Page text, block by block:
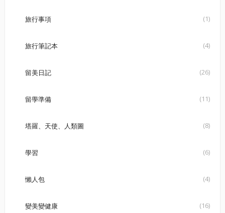
旅行事項 (1)
旅行筆記本 (4)
留美日記 (26)
留學準備 (11)
塔羅、天使、人類圖 (8)
學習 (6)
懶人包 (4)
變美變健康 (16)